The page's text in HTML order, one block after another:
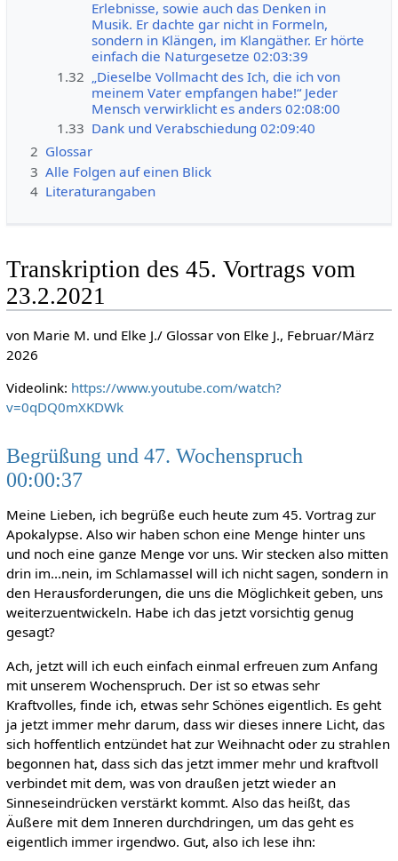
Erlebnisse, sowie auch das Denken in
Musik. Er dachte gar nicht in Formeln,
sondern in Klängen, im Klangäther. Er hörte
einfach die Naturgesetze 02:03:39
1.32
„Dieselbe Vollmacht des Ich, die ich von
meinem Vater empfangen habe!“ Jeder
Mensch verwirklicht es anders 02:08:00
1.33 Dank und Verabschiedung 02:09:40
2 Glossar
3 Alle Folgen auf einen Blick
4 Literaturangaben
Transkription des 45. Vortrags vom
23.2.2021
von Marie M. und Elke J./ Glossar von Elke J., Februar/März
2026
Videolink: https://www.youtube.com/watch?
v=0qDQ0mXKDWk
Begrüßung und 47. Wochenspruch
00:00:37
Meine Lieben, ich begrüße euch heute zum 45. Vortrag zur
Apokalypse. Also wir haben schon eine Menge hinter uns
und noch eine ganze Menge vor uns. Wir stecken also mitten
drin im...nein, im Schlamassel will ich nicht sagen, sondern in
den Herausforderungen, die uns die Möglichkeit geben, uns
weiterzuentwickeln. Habe ich das jetzt vorsichtig genug
gesagt?
Ach, jetzt will ich euch einfach einmal erfreuen zum Anfang
mit unserem Wochenspruch. Der ist so etwas sehr
Kraftvolles, finde ich, etwas sehr Schönes eigentlich. Es geht
ja jetzt immer mehr darum, dass wir dieses innere Licht, das
sich hoffentlich entzündet hat zur Weihnacht oder zu strahlen
begonnen hat, dass sich das jetzt immer mehr und kraftvoll
verbindet mit dem, was von draußen jetzt wieder an
Sinneseindrücken verstärkt kommt. Also das heißt, das
Äußere mit dem Inneren durchdringen, um das geht es
eigentlich immer irgendwo. Gut, also ich lese ihn: